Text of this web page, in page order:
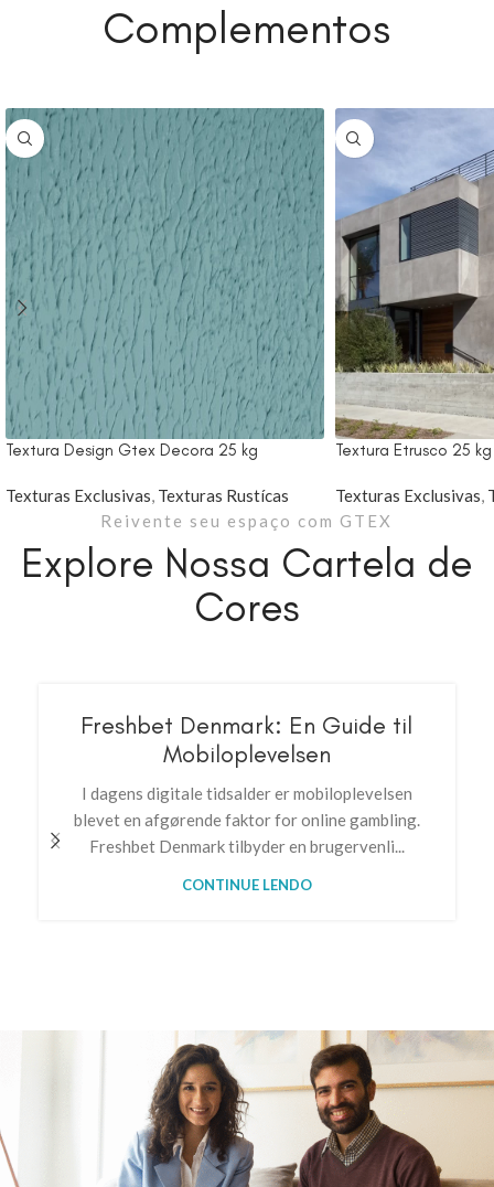
Complementos
Textura Design Gtex Decora 25 kg
Texturas Exclusivas, Texturas Rustícas
Textura Etrusco 25
Texturas Exclusivas,
Reivente seu espaço com GTEX
Explore Nossa Cartela de
Cores
Freshbet Denmark: En Guide til
Mobiloplevelsen
I dagens digitale tidsalder er mobiloplevelsen
blevet en afgørende faktor for online gambling.
Freshbet Denmark tilbyder en brugervenli...
CONTINUE LENDO